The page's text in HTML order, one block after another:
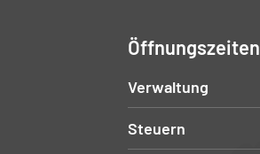
Öffnungszeiten
Verwaltung
Steuern